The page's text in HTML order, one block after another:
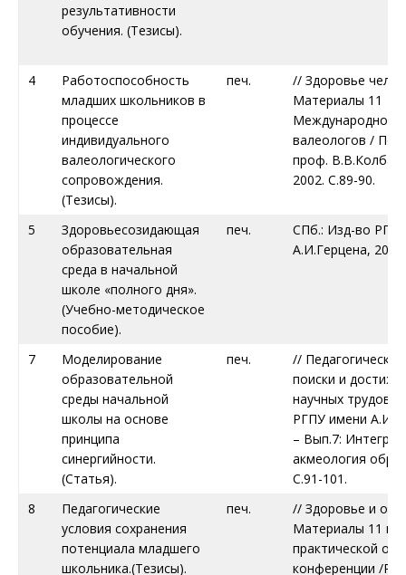
результативности
обучения. (Тезисы).
4
Работоспособность
младших школьников в
процессе
индивидуального
валеологического
сопровождения.
(Тезисы).
печ.
// Здоровье
Материалы 11
Международного
валеологов /
проф.
2002. С.89-90.
5
Здоровьесозидающая
образовательная
среда в начальной
школе «полного дня».
(Учебно-методическое
пособие).
печ.
СПб.: Изд-во
А.И.Герцена,
7
Моделирование
образовательной
среды начальной
школы на основе
принципа
синергийности.
(Статья).
печ.
//
поиски и
научных трудов.
РГПУ имени
– Вып.7:
акмеология
С.91-101.
8
Педагогические
условия сохранения
потенциала младшего
школьника.(Тезисы).
печ.
// Здоровье и
Материалы 11
практической
конференции /